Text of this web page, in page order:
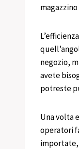
negozio,
avete
potreste
Una volta
operatori
importate,